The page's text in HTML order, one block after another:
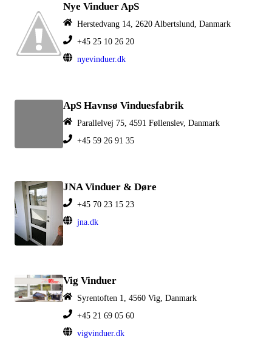
Nye Vinduer ApS
Herstedvang 14, 2620 Albertslund, Danmark
+45 25 10 26 20
nyevinduer.dk
ApS Havnsø Vinduesfabrik
Parallelvej 75, 4591 Føllenslev, Danmark
+45 59 26 91 35
JNA Vinduer & Døre
+45 70 23 15 23
jna.dk
Vig Vinduer
Syrentoften 1, 4560 Vig, Danmark
+45 21 69 05 60
vigvinduer.dk